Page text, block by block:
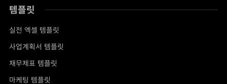
템플릿
실전 엑셀 템플릿
사업계획서 템플릿
재무제표 템플릿
마케팅 템플릿